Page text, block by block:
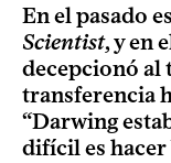
En el pasado
Scientist, y en
decepcionó
transferencia
“Darwing
difícil es